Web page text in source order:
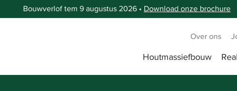
Bouwverlof tem 9 augustus 2026 • Download onze brochure
Over ons
Houtmassiefbouw